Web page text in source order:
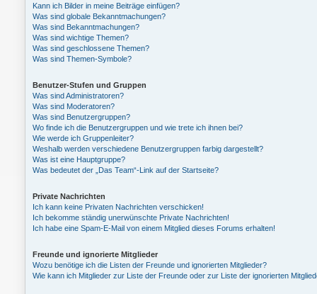
Kann ich Bilder in meine Beiträge einfügen?
Was sind globale Bekanntmachungen?
Was sind Bekanntmachungen?
Was sind wichtige Themen?
Was sind geschlossene Themen?
Was sind Themen-Symbole?
Benutzer-Stufen und Gruppen
Was sind Administratoren?
Was sind Moderatoren?
Was sind Benutzergruppen?
Wo finde ich die Benutzergruppen und wie trete ich ihnen bei?
Wie werde ich Gruppenleiter?
Weshalb werden verschiedene Benutzergruppen farbig dargestellt?
Was ist eine Hauptgruppe?
Was bedeutet der „Das Team“-Link auf der Startseite?
Private Nachrichten
Ich kann keine Privaten Nachrichten verschicken!
Ich bekomme ständig unerwünschte Private Nachrichten!
Ich habe eine Spam-E-Mail von einem Mitglied dieses Forums erhalten!
Freunde und ignorierte Mitglieder
Wozu benötige ich die Listen der Freunde und ignorierten Mitglieder?
Wie kann ich Mitglieder zur Liste der Freunde oder zur Liste der ignorierten